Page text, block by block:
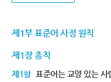
제1부 표준어 사정 원칙
제1장 총칙
제1항 표준어는 교양 있는 사